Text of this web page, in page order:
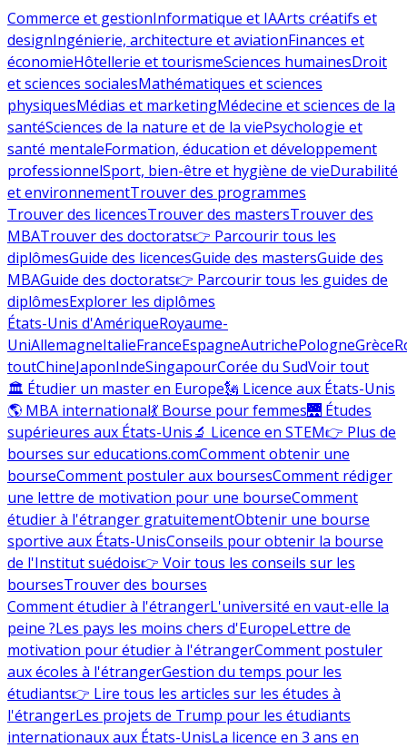
Commerce et gestionInformatique et IAArts créatifs et
designIngénierie, architecture et aviationFinances et
économieHôtellerie et tourismeSciences humainesDroit
et sciences socialesMathématiques et sciences
physiquesMédias et marketingMédecine et sciences de la
santéSciences de la nature et de la viePsychologie et
santé mentaleFormation, éducation et développement
professionnelSport, bien-être et hygiène de vieDurabilité
et environnementTrouver des programmes
Trouver des licencesTrouver des mastersTrouver des
MBATrouver des doctorats👉 Parcourir tous les
diplômesGuide des licencesGuide des mastersGuide des
MBAGuide des doctorats👉 Parcourir tous les guides de
diplômesExplorer les diplômes
États-Unis d'AmériqueRoyaume-
UniAllemagneItalieFranceEspagneAutrichePologneGrèce
toutChineJaponIndeSingapourCorée du SudVoir tout
🏛 Étudier un master en Europe🗽 Licence aux États-Unis
🌎 MBA international💃 Bourse pour femmes🌉 Études
supérieures aux États-Unis🔬 Licence en STEM👉 Plus de
bourses sur educations.comComment obtenir une
bourseComment postuler aux boursesComment rédiger
une lettre de motivation pour une bourseComment
étudier à l'étranger gratuitementObtenir une bourse
sportive aux États-UnisConseils pour obtenir la bourse
de l'Institut suédois👉 Voir tous les conseils sur les
boursesTrouver des bourses
Comment étudier à l'étrangerL'université en vaut-elle la
peine ?Les pays les moins chers d'EuropeLettre de
motivation pour étudier à l'étrangerComment postuler
aux écoles à l'étrangerGestion du temps pour les
étudiants👉 Lire tous les articles sur les études à
l'étrangerLes projets de Trump pour les étudiants
internationaux aux États-UnisLa licence en 3 ans en